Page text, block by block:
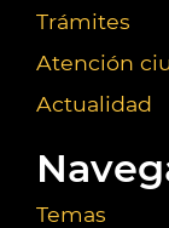
Trámites
Atención
Actualidad
Temas